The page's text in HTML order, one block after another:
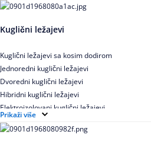
Kuglični ležajevi
Kuglični ležajevi sa kosim dodirom
Jednoredni kuglični ležajevi
Dvoredni kuglični ležajevi
Hibridni kuglični ležajevi
Elektroizolovani kuglični ležajevi
Samopodesivi kuglični ležajevi
Aksijalni kuglični ležajevi
Prikaži više